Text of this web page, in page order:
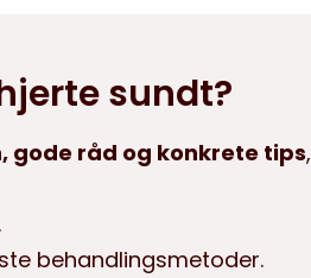
sundt?
gode råd og konkrete tips,
behandlingsmetoder.